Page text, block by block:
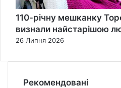
110-річну мешканку
визнали найстарішою
26 Липня 2026
Рекомендовані